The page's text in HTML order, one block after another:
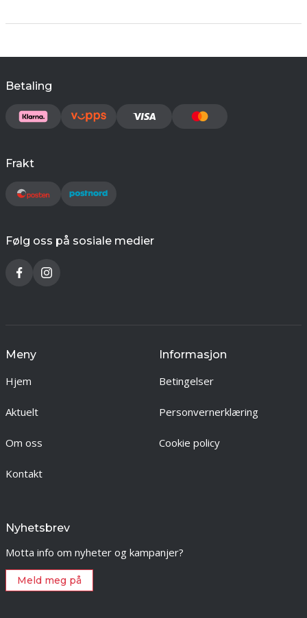
Betaling
Frakt
Følg oss på sosiale medier
Meny
Hjem
Aktuelt
Om oss
Kontakt
Informasjon
Betingelser
Personvernerklæring
Cookie policy
Nyhetsbrev
Motta info om nyheter og kampanjer?
Meld meg på